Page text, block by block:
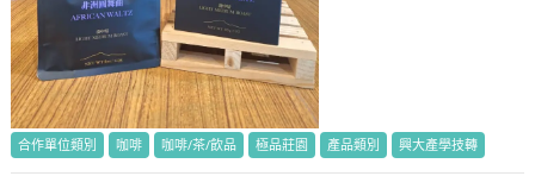
合作單位類別 咖啡 咖啡/茶/飲品 極品莊園 產品類別 興大產學技轉